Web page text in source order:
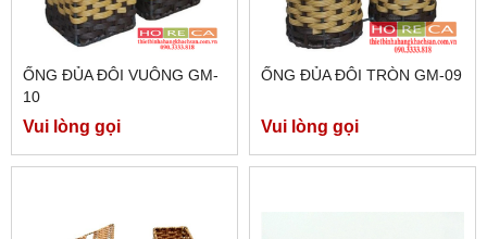
ỐNG ĐỦA ĐÔI VUÔNG GM-
10
Vui lòng gọi
ỐNG ĐỦA ĐÔI TRÒN GM-09
Vui lòng gọi